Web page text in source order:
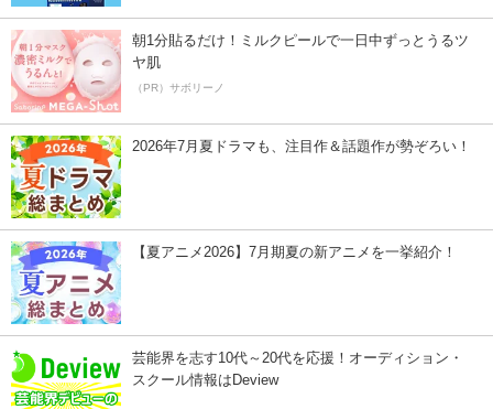
朝1分貼るだけ！ミルクピールで一日中ずっとうるツ
ヤ肌
（PR）サボリーノ
2026年7月夏ドラマも、注目作＆話題作が勢ぞろい！
【夏アニメ2026】7月期夏の新アニメを一挙紹介！
芸能界を志す10代～20代を応援！オーディション・
スクール情報はDeview